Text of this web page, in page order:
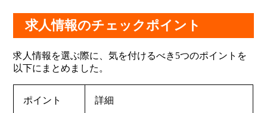
求人情報のチェックポイント
求人情報を選ぶ際に、気を付けるべき5つのポイントを
以下にまとめました。
ポイント 詳細